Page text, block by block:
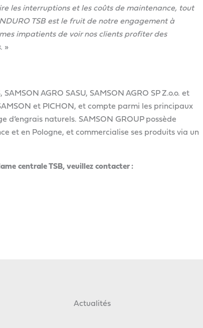
les interruptions et les coûts de maintenance, tout
TSB est le fruit de notre engagement à
impatients de voir nos clients profiter des
»
AGRO SASU, SAMSON AGRO SP Z.o.o. et
et PICHON, et compte parmi les principaux
d’engrais naturels. SAMSON GROUP possède
et en Pologne, et commercialise ses produits via un
centrale TSB, veuillez contacter :
Actualités